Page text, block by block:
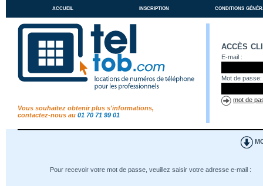
accueil inscription conditions
Vous souhaitez obtenir plus s'informations,
contactez-nous au 01 70 71 99 01
accès
E-mail :
Mot de passe:
mot de
Pour recevoir votre mot de passe, veuillez saisir votre adresse e-mail :